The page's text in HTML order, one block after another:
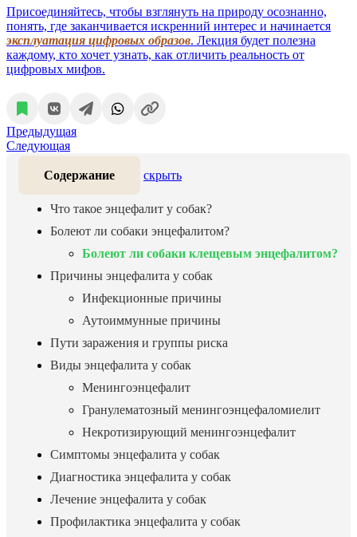
Присоединяйтесь, чтобы взглянуть на природу осознанно,
понять, где заканчивается искренний интерес и начинается
эксплуатация цифровых образов. Лекция будет полезна
каждому, кто хочет узнать, как отличить реальность от
цифровых мифов.
Предыдущая
Следующая
Содержание скрыть
Что такое энцефалит у собак?
Болеют ли собаки энцефалитом?
Болеют ли собаки клещевым энцефалитом?
Причины энцефалита у собак
Инфекционные причины
Аутоиммунные причины
Пути заражения и группы риска
Виды энцефалита у собак
Менингоэнцефалит
Гранулематозный менингоэнцефаломиелит
Некротизирующий менингоэнцефалит
Симптомы энцефалита у собак
Диагностика энцефалита у собак
Лечение энцефалита у собак
Профилактика энцефалита у собак